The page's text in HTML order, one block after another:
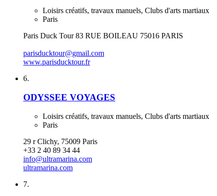
Loisirs créatifs, travaux manuels, Clubs d'arts martiaux
Paris
Paris Duck Tour 83 RUE BOILEAU 75016 PARIS
parisducktour@gmail.com
www.parisducktour.fr
6.
ODYSSEE VOYAGES
Loisirs créatifs, travaux manuels, Clubs d'arts martiaux
Paris
29 r Clichy, 75009 Paris
+33 2 40 89 34 44
info@ultramarina.com
ultramarina.com
7.